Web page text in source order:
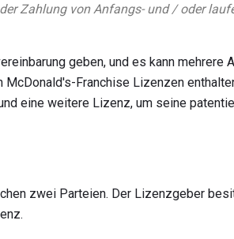
Zahlung von Anfangs- und / oder
geben, und es kann mehrere
Franchise Lizenzen
eine weitere Lizenz, um seine
zwei Parteien. Der Lizenzgeber